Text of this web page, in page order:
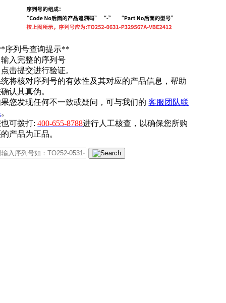
序列号查询提示**
输入完整的序列号
点击提交进行验证。
将核对序列号的有效性及其对应的产品信息，帮助
认其真伪。
您发现任何不一致或疑问，可与我们的客服团队联
。
也可拨打:400-655-8788进行人工核查，以确保您所购
产品为正品。